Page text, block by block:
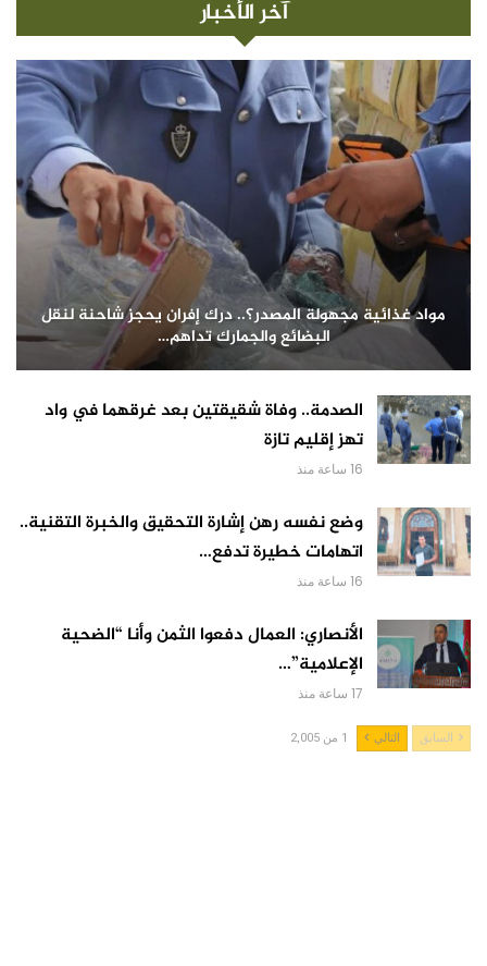
آخر الأخبار
مواد غذائية مجهولة المصدر؟.. درك إفران يحجز شاحنة لنقل
البضائع والجمارك تداهم…
الصدمة.. وفاة شقيقتين بعد غرقهما في واد
تهز إقليم تازة
16 ساعة منذ
وضع نفسه رهن إشارة التحقيق والخبرة التقنية..
اتهامات خطيرة تدفع…
16 ساعة منذ
الأنصاري: العمال دفعوا الثمن وأنا “الضحية
الإعلامية”…
17 ساعة منذ
السابق التالي 1 من 2,005